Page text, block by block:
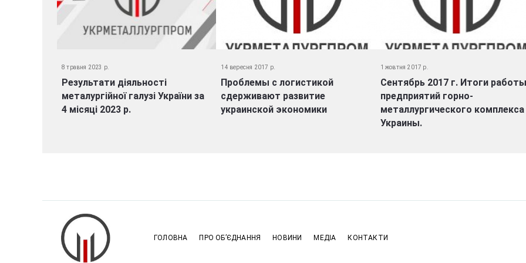
8 травня 2023 р.
Результати діяльності
металургійної галузі України за
4 місяці 2023 р.
14 вересня 2017 р.
Проблемы с логистикой
сдерживают развитие
украинской экономики
1 жовтня 2017 р.
Сентябрь 2017 г. Итоги работы
предприятий горно-
металлургического комплекса
Украины.
ГОЛОВНА ПРО ОБ’ЄДНАННЯ НОВИНИ МЕДІА КОНТАКТИ